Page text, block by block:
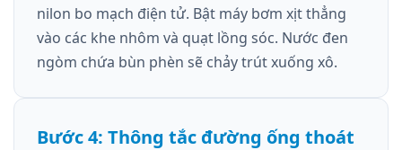
nilon bo mạch điện tử. Bật máy bơm xịt thẳng
vào các khe nhôm và quạt lồng sóc. Nước đen
ngòm chứa bùn phèn sẽ chảy trút xuống xô.
Bước 4: Thông tắc đường ống thoát